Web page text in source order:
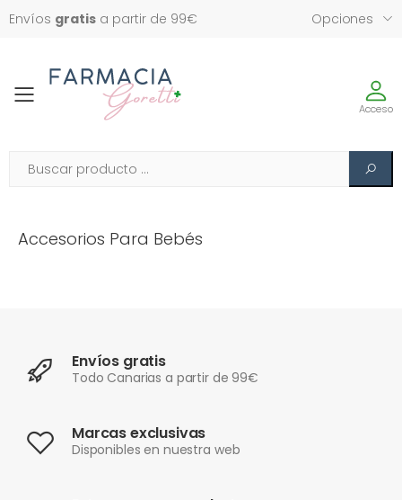
Envíos gratis a partir de 99€ Opciones
Toggle Acceso
Accesorios Para Bebés
Envíos gratis
Todo Canarias a partir de 99€
Marcas exclusivas
Disponibles en nuestra web